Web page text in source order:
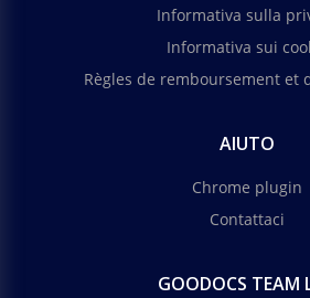
Informativa sulla
Informativa sui
Règles de remboursement et
AIUTO
Chrome plugin
Contattaci
GOODOCS TEAM